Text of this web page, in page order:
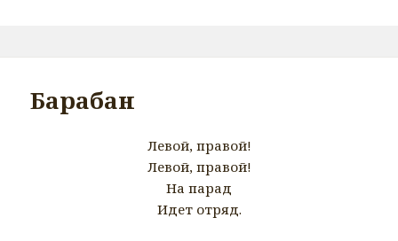
Барабан
Левой, правой!
Левой, правой!
На парад
Идет отряд.